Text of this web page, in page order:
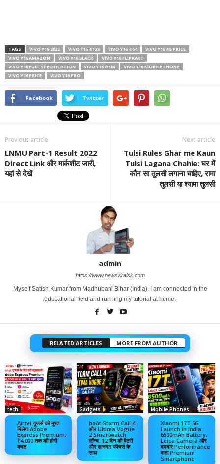
TAGS VIVO Y16 2022 VIVO Y16 4 128 VIVO Y16 4 64
VIVO Y16 4G PRICE
VIVO Y16 AMAZON
VIVO Y16 BLACK
VIVO Y16 FLIPKART
VIVO Y16 FULL SPECIFICATION
VIVO Y16 GSM
VIVO Y16 MOBILE PHONE
VIVO Y16 PRICE
VIVO Y16 PRO
Facebook Twitter
Previous article
LNMU Part-1 Result 2022
Direct Link और मार्कशीट जारी,
यहां से देखें
Next article
Tulsi Rules Ghar me Kaun
Tulsi Lagana Chahie: घर में
कौन सा तुलसी लगाना चाहिए, रामा
तुलसी या श्यामा तुलसी
admin
https://www.newsviralsk.com
Myself Satish Kumar from Madhubani Bihar (India). I am connected in the
educational field and running my tutorial at home.
RELATED ARTICLES MORE FROM AUTHOR
tech
Airtel यूजर्स को मुफ्त
मिलेगा Adobe
Express Premium,
₹4,000 तक की होगी
बचत
Gadgets
boAt Storm Call 4
और Ultima Vogue
2 Smartwatch
लॉन्च: 12 दिन की बैटरी
और शानदार फीचर्स के
साथ
Mobile Phones
Xiaomi 17T 5G
Launch in India:
6500mAh Battery,
Leica Camera और
दमदार Performance
वाला Premium
Smartphone